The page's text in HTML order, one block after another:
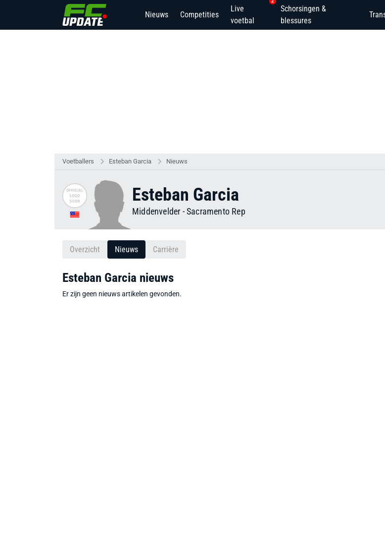
Nieuws Competities
Live
voetbal
Schorsingen &
blessures
Voetballers Esteban Garcia Nieuws
Esteban Garcia
Middenvelder -Sacramento Rep
Overzicht Nieuws Carrière
Esteban Garcia nieuws
Er zijn geen nieuws artikelen gevonden.